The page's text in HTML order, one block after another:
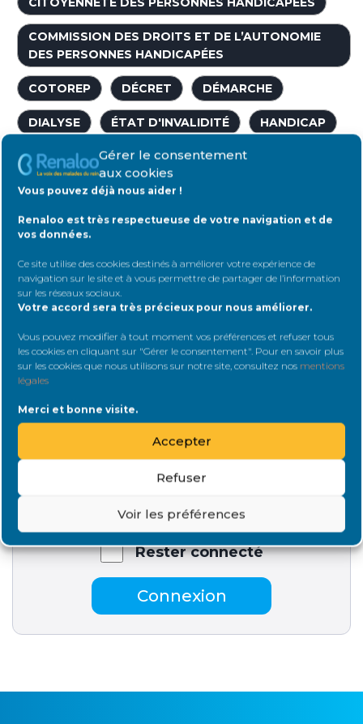
Gérer le consentement
aux cookies
Vous pouvez déjà nous aider !
Renaloo est très respectueuse de votre navigation et de
vos données.
Ce site utilise des cookies destinés à améliorer votre expérience de
navigation sur le site et à vous permettre de partager de l’information
sur les réseaux sociaux.
Votre accord sera très précieux pour nous améliorer.
Vous pouvez modifier à tout moment vos préférences et refuser tous
les cookies en cliquant sur "Gérer le consentement". Pour en savoir plus
sur les cookies que nous utilisons sur notre site, consultez nos mentions
légales
Merci et bonne visite.
Accepter
Refuser
Voir les préférences
COMMISSION DES DROITS ET DE L’AUTONOMIE
DES PERSONNES HANDICAPÉES
COTOREP DÉCRET DÉMARCHE
DIALYSE ÉTAT D'INVALIDITÉ HANDICAP
HANDICAPÉ INSUFFISANCE RÉNALE
MAISON DÉPARTEMENTALE DES PERSONNES
MDPH
SOCIAL STATUT DE PERSONNE HANDICAPÉE
TAUX D'INCAPACITÉ
FORUMS
Mot de passe:
Rester connecté
Connexion